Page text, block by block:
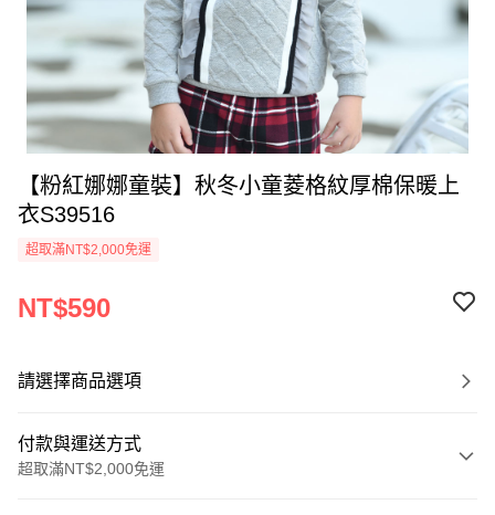
【粉紅娜娜童裝】秋冬小童菱格紋厚棉保暖上
衣S39516
超取滿NT$2,000免運
NT$590
請選擇商品選項
付款與運送方式
超取滿NT$2,000免運